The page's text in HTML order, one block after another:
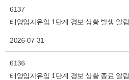
6137
태양입자유입 1단계 경보 상황 발생 알림
2026-07-31
6136
태양입자유입 1단계 경보 상황 종료 알림